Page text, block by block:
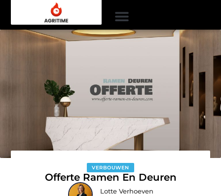
VERBOUWEN
Offerte Ramen En Deuren
Lotte Verhoeven